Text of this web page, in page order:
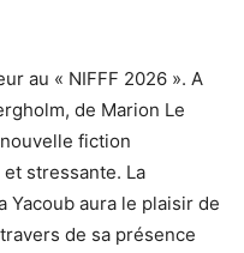
au « NIFFF 2026 ». A
de Marion Le
fiction
stressante. La
Yacoub aura le plaisir de
de sa présence